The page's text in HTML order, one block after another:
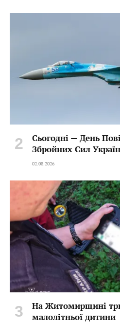
Сьогодні — День
Збройних Сил
02.08.2026
На Житомирщині
малолітньої дитини